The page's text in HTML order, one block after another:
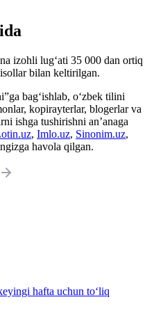
izohli lug‘ati 35 000 dan ortiq
bilan keltirilgan.
bag‘ishlab, o‘zbek tilini
kopirayterlar, blogerlar va
ishga tushirishni an’anaga
, Imlo.uz, Sinonim.uz,
havola qilgan.
hafta uchun to‘liq